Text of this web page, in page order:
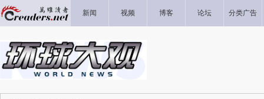
新闻 视频 博客 论坛 分类广告